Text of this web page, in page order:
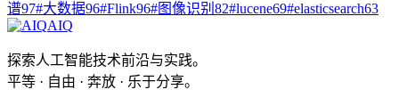
谱97#大数据96#Flink96#图像识别 82#lucene69#elasticsearch63
AIQ
探索人工智能技术前沿与实践。
平等 · 自由 · 奔放 · 乐于分享。